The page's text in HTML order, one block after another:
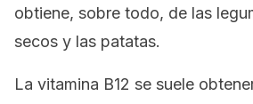
obtiene, sobre todo, de las
secos y las patatas.
La vitamina B12 se suele